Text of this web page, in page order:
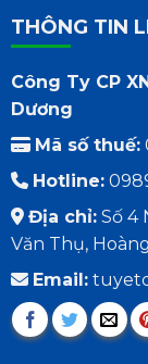
THÔNG TIN
Công Ty CP
Dương
Mã số thuế:
Hotline:
Địa chỉ:Số 4
Văn Thụ,
Email: